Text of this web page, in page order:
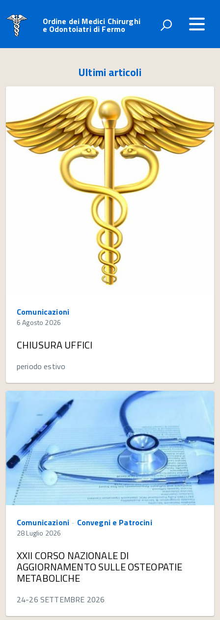
Ordine dei Medici Chirurghi
e Odontoiatri di Fermo
Ultimi articoli
Comunicazioni
6 Agosto 2026
CHIUSURA UFFICI
periodo estivo
Comunicazioni - Convegni e Patrocini
28 Luglio 2026
XXII CORSO NAZIONALE DI
AGGIORNAMENTO SULLE OSTEOPATIE
METABOLICHE
24-26 SETTEMBRE 2026